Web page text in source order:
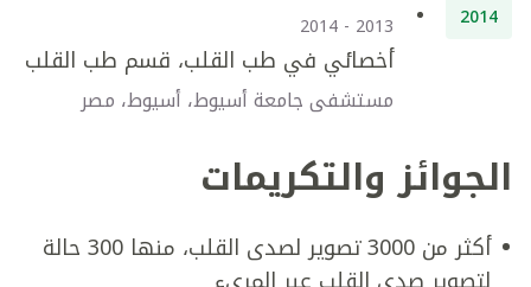
2014
2013 - 2014
أخصائي في طب القلب، قسم طب القلب
مستشفى جامعة أسيوط، أسيوط، مصر
الجوائز والتكريمات
أكثر من 3000 تصوير لصدى القلب، منها 300 حالة